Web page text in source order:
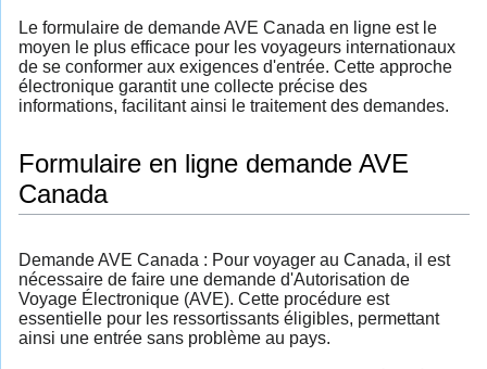
Le formulaire de demande AVE Canada en ligne est le
moyen le plus efficace pour les voyageurs internationaux
de se conformer aux exigences d'entrée. Cette approche
électronique garantit une collecte précise des
informations, facilitant ainsi le traitement des demandes.
Formulaire en ligne demande AVE
Canada
Demande AVE Canada : Pour voyager au Canada, il est
nécessaire de faire une demande d'Autorisation de
Voyage Électronique (AVE). Cette procédure est
essentielle pour les ressortissants éligibles, permettant
ainsi une entrée sans problème au pays.